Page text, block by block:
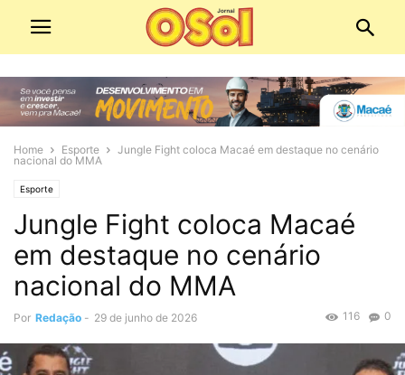
Home Esporte
Jungle Fight coloca Macaé em destaque no cenário
nacional do MMA
Esporte
Jungle Fight coloca Macaé
em destaque no cenário
nacional do MMA
Por Redação - 29 de junho de 2026 0
116